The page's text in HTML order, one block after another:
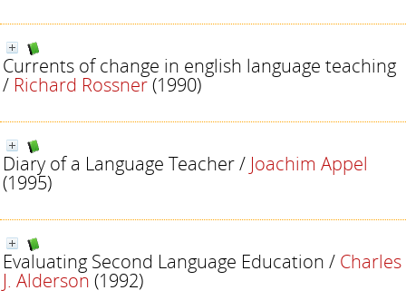
Currents of change in english language teaching
/ Richard Rossner(1990)
Diary of a Language Teacher/ Joachim Appel
(1995)
Evaluating Second Language Education / Charles
J. Alderson (1992)